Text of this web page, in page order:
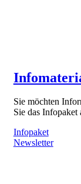
Sie möchten
Sie das Infopaket
Infopaket
Newsletter